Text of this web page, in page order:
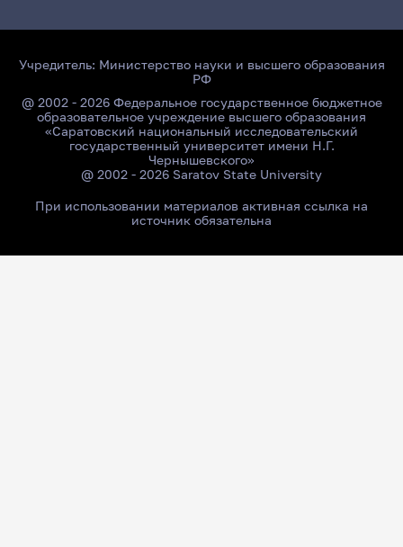
Учредитель: Министерство науки и высшего образования
РФ
@ 2002 - 2026 Федеральное государственное бюджетное
образовательное учреждение высшего образования
«Саратовский национальный исследовательский
государственный университет имени Н.Г.
Чернышевского»
@ 2002 - 2026 Saratov State University
При использовании материалов активная ссылка на
источник обязательна